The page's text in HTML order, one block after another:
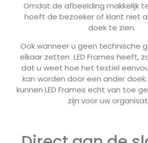
Omdat de afbeelding makkelijk
hoeft de bezoeker of klant niet
doek te zien.
Ook wanneer u geen technische
elkaar zetten LED Frames heeft,
dat u weet hoe het textiel
kan worden door een ander
kunnen LED Frames echt van toe
zijn voor uw